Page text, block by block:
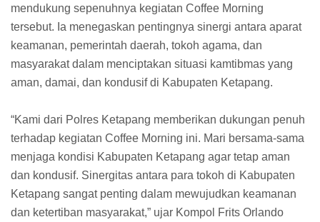
mendukung sepenuhnya kegiatan Coffee Morning
tersebut. Ia menegaskan pentingnya sinergi antara aparat
keamanan, pemerintah daerah, tokoh agama, dan
masyarakat dalam menciptakan situasi kamtibmas yang
aman, damai, dan kondusif di Kabupaten Ketapang.
“Kami dari Polres Ketapang memberikan dukungan penuh
terhadap kegiatan Coffee Morning ini. Mari bersama-sama
menjaga kondisi Kabupaten Ketapang agar tetap aman
dan kondusif. Sinergitas antara para tokoh di Kabupaten
Ketapang sangat penting dalam mewujudkan keamanan
dan ketertiban masyarakat,” ujar Kompol Frits Orlando